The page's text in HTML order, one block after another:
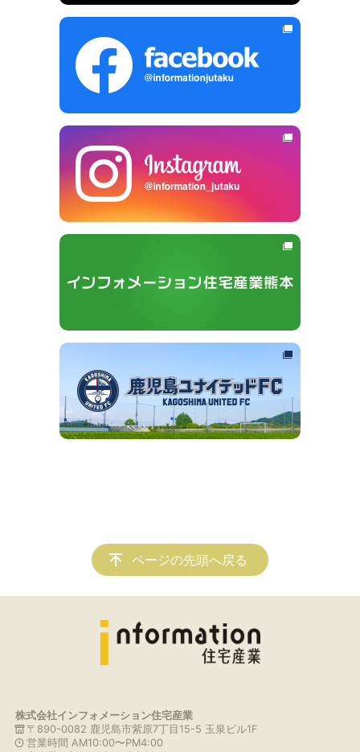
ページの先頭へ戻る
株式会社インフォメーション住宅産業
〒890-0082 鹿児島市紫原7丁目15-5 玉泉ビル1F
営業時間 AM10:00〜PM4:00